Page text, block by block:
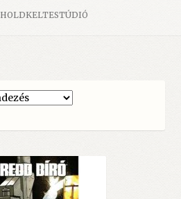
HOLDKELTESTÚDIÓ